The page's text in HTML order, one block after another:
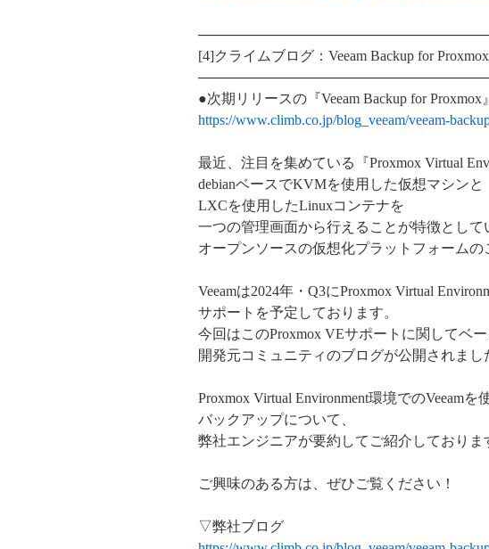
[4]クライムブログ：Veeam Backup for
●次期リリースの『Veeam Backup for Proxmox
https://www.climb.co.jp/blog_veeam/veeam-
最近、注目を集めている『Proxmox Virtual
debianベースでKVMを使用した仮想マシンと
LXCを使用したLinuxコンテナを
一つの管理画面から行えることが特徴として
オープンソースの仮想化プラットフォームの
Veeamは2024年・Q3にProxmox Virtual
サポートを予定しております。
今回はこのProxmox VEサポートに関してベ
開発元コミュニティのブログが公開されまし
Proxmox Virtual Environment環境でのVeeamを
バックアップについて、
弊社エンジニアが要約してご紹介しておりま
ご興味のある方は、ぜひご覧ください！
▽弊社ブログ